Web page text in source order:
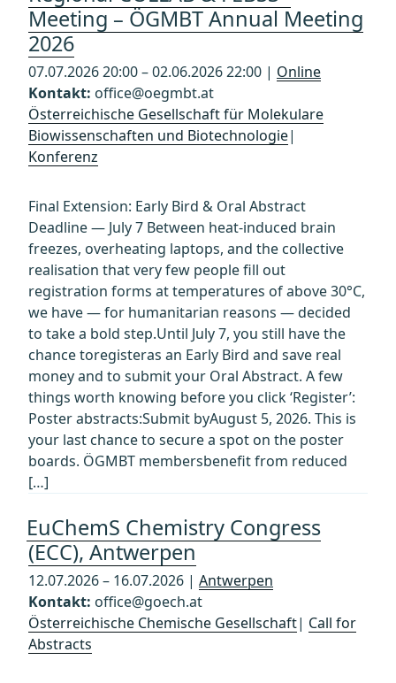
Meeting – ÖGMBT Annual Meeting
2026
07.07.2026 20:00 – 02.06.2026 22:00 | Online
Kontakt: office@oegmbt.at
Österreichische Gesellschaft für Molekulare
Biowissenschaften und Biotechnologie|
Konferenz
Final Extension: Early Bird & Oral Abstract
Deadline — July 7 Between heat-induced brain
freezes, overheating laptops, and the collective
realisation that very few people fill out
registration forms at temperatures of above 30°C,
we have — for humanitarian reasons — decided
to take a bold step.Until July 7, you still have the
chance toregisteras an Early Bird and save real
money and to submit your Oral Abstract. A few
things worth knowing before you click ‘Register’:
Poster abstracts:Submit byAugust 5, 2026. This is
your last chance to secure a spot on the poster
boards. ÖGMBT membersbenefit from reduced
[…]
EuChemS Chemistry Congress
(ECC), Antwerpen
12.07.2026 – 16.07.2026 | Antwerpen
Kontakt: office@goech.at
Österreichische Chemische Gesellschaft| Call for
Abstracts